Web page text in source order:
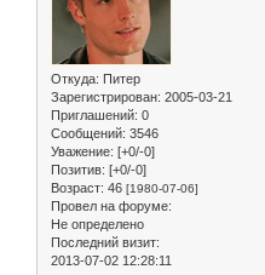
Откуда: Питер
Зарегистрирован: 2005-03-21
Приглашений: 0
Сообщений: 3546
Уважение: [+0/-0]
Позитив: [+0/-0]
Возраст: 46 [1980-07-06]
Провел на форуме:
Не определено
Последний визит:
2013-07-02 12:28:11